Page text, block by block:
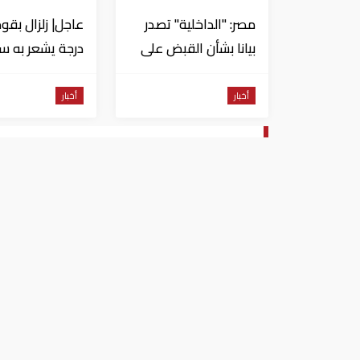
مصر: "الداخلية" تصدر
بيانا بشأن القبض على
للاستيلاء على
أخبار
من السويس
أخبار